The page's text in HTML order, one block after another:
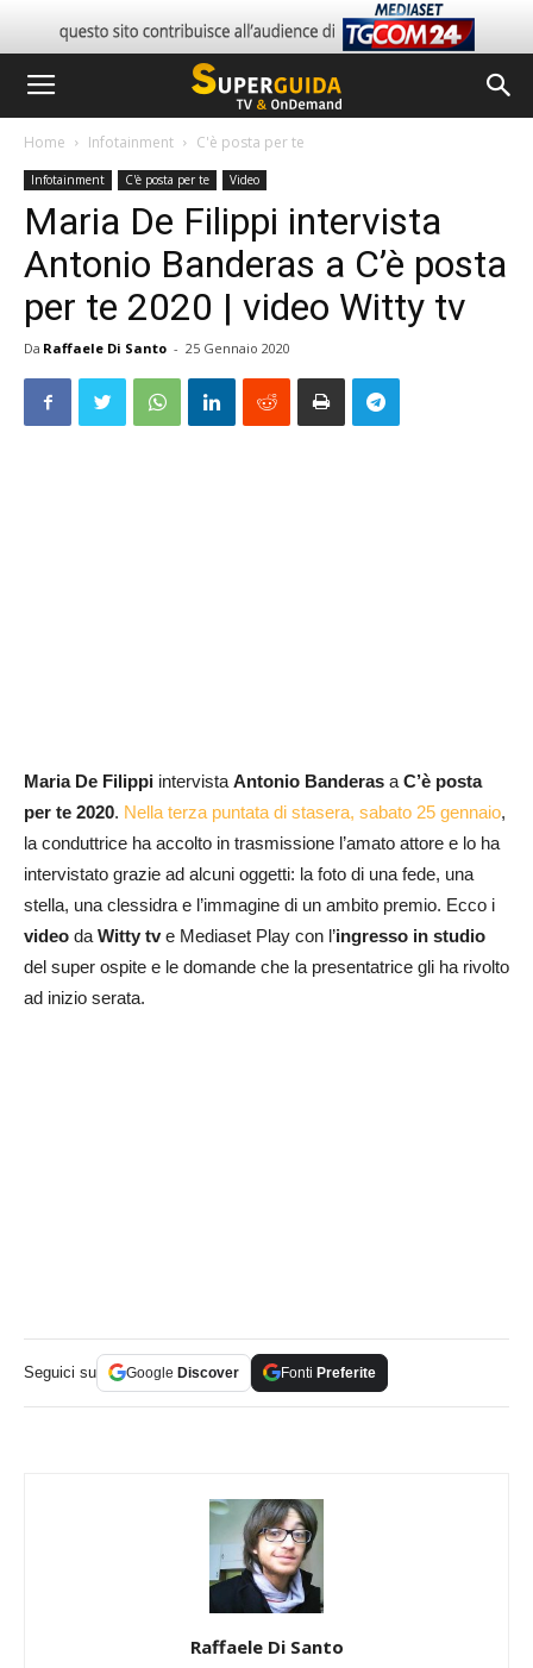
Home Infotainment C'è posta per te
Infotainment C'è posta per te Video
Maria De Filippi intervista
Antonio Banderas a C’è posta
per te 2020 | video Witty tv
Da Raffaele Di Santo - 25 Gennaio 2020
Maria De Filippi intervistaAntonio Banderas aC’è posta
per te 2020. Nella terza puntata di stasera, sabato 25 gennaio,
la conduttrice ha accolto in trasmissione l’amato attore e lo ha
intervistato grazie ad alcuni oggetti: la foto di una fede, una
stella, una clessidra e l’immagine di un ambito premio. Ecco i
video daWitty tve Mediaset Play con l’ingresso in studio
del super ospite e le domande che la presentatrice gli ha rivolto
ad inizio serata.
Seguici su Google Discover Fonti Preferite
Raffaele Di Santo